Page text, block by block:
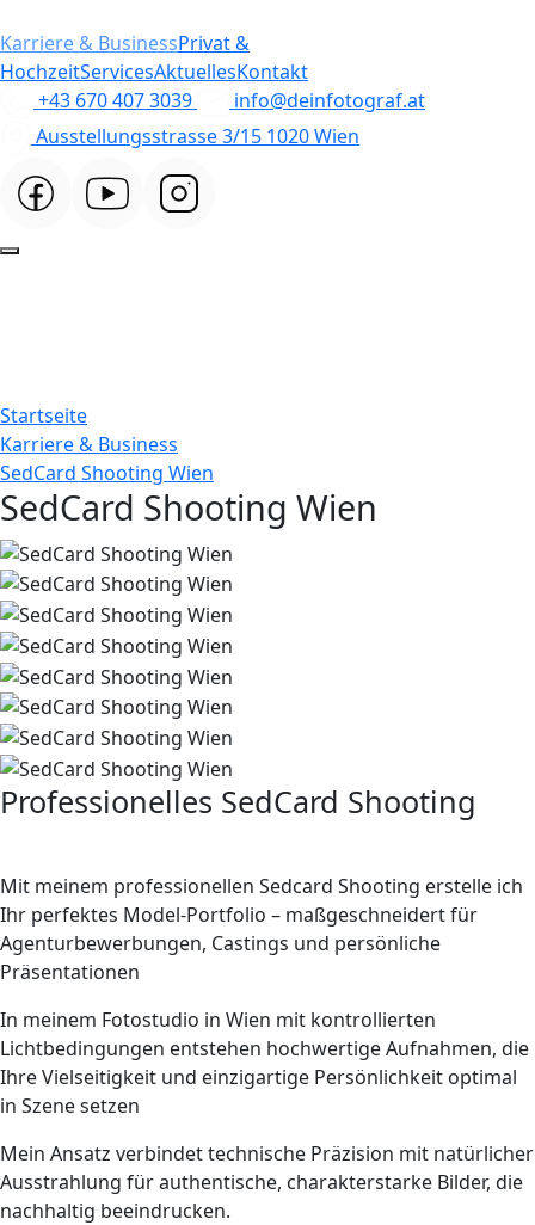
Karriere & BusinessPrivat &
HochzeitServicesAktuellesKontakt
+43 670 407 3039
info@deinfotograf.at
Ausstellungsstrasse 3/15 1020 Wien
Startseite
Karriere & Business
SedCard Shooting Wien
SedCard Shooting Wien
Professionelles SedCard Shooting
Mit meinem professionellen Sedcard Shooting erstelle ich
Ihr perfektes Model-Portfolio – maßgeschneidert für
Agenturbewerbungen, Castings und persönliche
Präsentationen
In meinem Fotostudio in Wien mit kontrollierten
Lichtbedingungen entstehen hochwertige Aufnahmen, die
Ihre Vielseitigkeit und einzigartige Persönlichkeit optimal
in Szene setzen
Mein Ansatz verbindet technische Präzision mit natürlicher
Ausstrahlung für authentische, charakterstarke Bilder, die
nachhaltig beeindrucken.